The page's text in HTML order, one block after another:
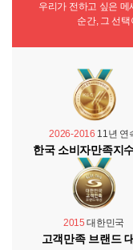
우리가 전하고 싶은
순간, 그 선택
2026-2016 11년 연
한국 소비자만족지
2015 대한민국
고객만족 브랜드